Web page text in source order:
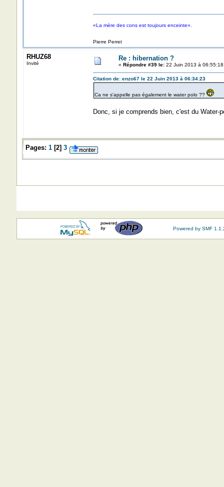
«La mère des cons est toujours enceinte».
Pierre Perret
RHUZ68
Invité
Re : hibernation ?
« Répondre #39 le:22 Juin 2013 à 06:55:18
Citation de: enzo67 le 22 Juin 2013 à 06:34:23
Ca ne s'appelle pas également le water polo ??
Donc, si je comprends bien, c'est du
Pages: 1[2] 3
Powered by SMF